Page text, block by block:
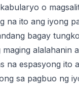
o
na ito ang iyong
bagay
na espasyong ito
sa pagbuo ng